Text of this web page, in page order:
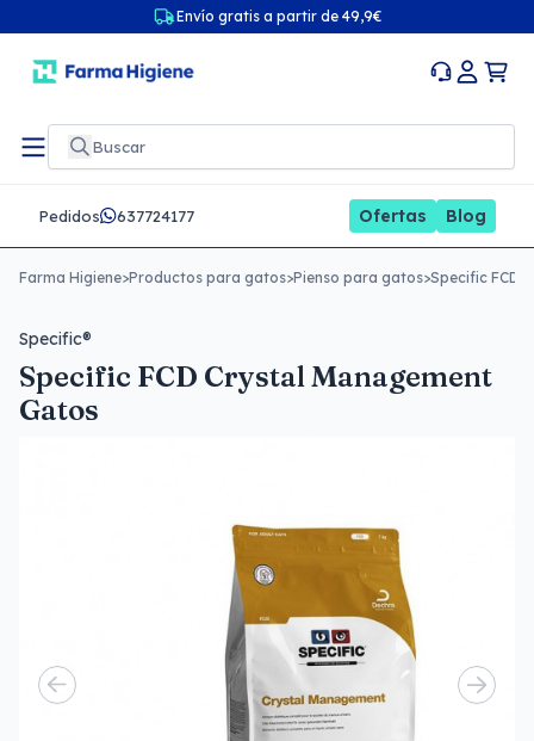
Envío gratis a partir de 49,9€
Pedidos 637724177 Ofertas Blog
Farma Higiene>Productos para gatos>Pienso para gatos>Specific FCD
Specific®
Specific FCD Crystal Management
Gatos